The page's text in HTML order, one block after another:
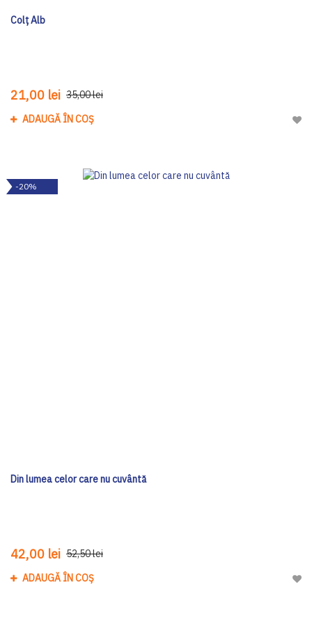
Colț Alb
21,00 lei 35,00 lei
ADAUGĂ ÎN COȘ
-20%
Din lumea celor care nu cuvântă
42,00 lei 52,50 lei
ADAUGĂ ÎN COȘ